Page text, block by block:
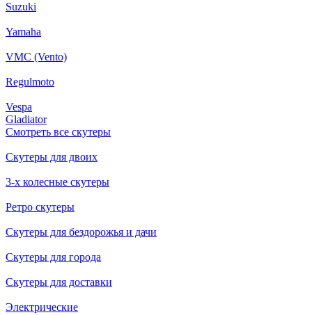
Suzuki
Yamaha
VMC (Vento)
Regulmoto
Vespa
Gladiator
Смотреть все скутеры
Скутеры для двоих
3-х колесные скутеры
Ретро скутеры
Скутеры для бездорожья и дачи
Скутеры для города
Скутеры для доставки
Электрические